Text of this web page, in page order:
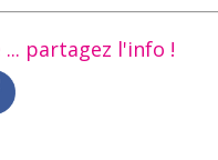
... partagez l'info !